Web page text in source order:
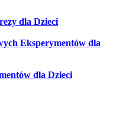
dla Dzieci
Eksperymentów dla
dla Dzieci